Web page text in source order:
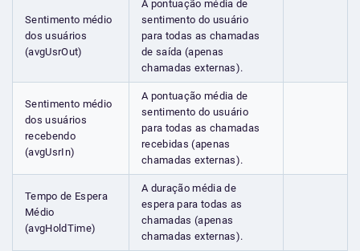
Sentimento médio
dos usuários
(avgUsrOut)
A pontuação média de
sentimento do usuário
para todas as chamadas
de saída (apenas
chamadas externas).
Sentimento médio
dos usuários
recebendo
(avgUsrIn)
A pontuação média de
sentimento do usuário
para todas as chamadas
recebidas (apenas
chamadas externas).
Tempo de Espera
Médio
(avgHoldTime)
A duração média de
espera para todas as
chamadas (apenas
chamadas externas).